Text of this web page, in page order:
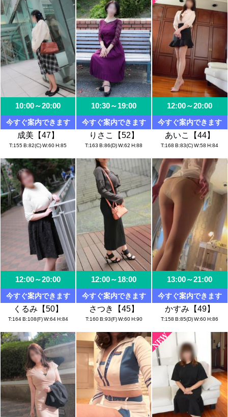
10:00～20:00
今すぐ案内できます
成美【47】
T 155B 82(C)W 60H 85
10:30～19:00
今すぐ案内できます
りさこ【52】
T 163 B 86(D) W 62 H 88
12:00～20:00
今すぐ案内できます
あいこ【44】
T 168 B 83(C) W 58 H 84
12:00～20:00
今すぐ案内できます
くるみ【50】
T 164 B 108(F) W 64 H 84
12:00～18:00
今すぐ案内できます
さつき【45】
T 160 B 93(F) W 60 H 90
13:00～21:00
今すぐ案内できます
かすみ【49】
T 158 B 85(D) W 60 H 86